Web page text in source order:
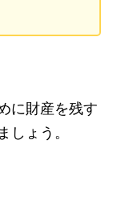
に財産を残す
しょう。